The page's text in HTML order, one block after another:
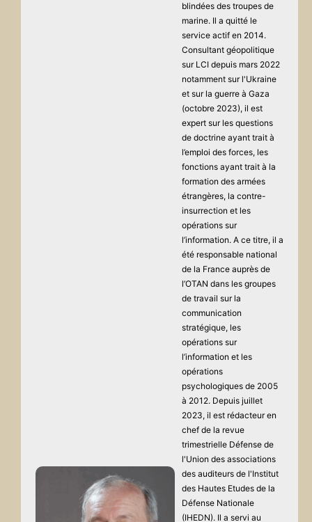
blindées des troupes de
marine. Il a quitté le
service actif en 2014.
Consultant géopolitique
sur LCI depuis mars 2022
notamment sur l'Ukraine
et sur la guerre à Gaza
(octobre 2023), il est
expert sur les questions
de doctrine ayant trait à
l’emploi des forces, les
fonctions ayant trait à la
formation des armées
étrangères, la contre-
insurrection et les
opérations sur
l’information. A ce titre, il a
été responsable national
de la France auprès de
l’OTAN dans les groupes
de travail sur la
communication
stratégique, les
opérations sur
l’information et les
opérations
psychologiques de 2005
à 2012. Depuis juillet
2023, il est rédacteur en
chef de la revue
trimestrielle Défense de
l'Union des associations
des auditeurs de l'Institut
des Hautes Etudes de la
Défense Nationale
(IHEDN). Il a servi au